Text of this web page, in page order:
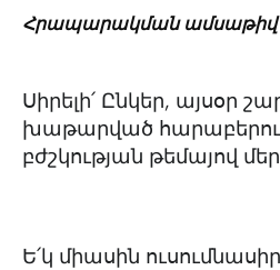
Հրապարակման ամսաթիվ
Սիրելի՛ Ընկեր, այսօր
խաթարված
բժշկության թեմայով մեր
Ե՛կ միասին